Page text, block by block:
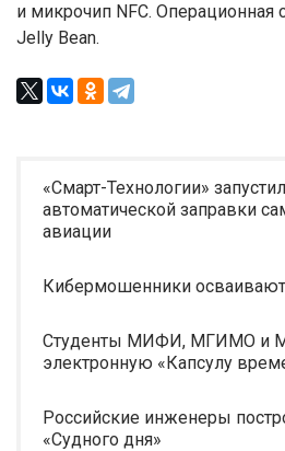
и микрочип NFC. Операционная
Jelly Bean.
«Смарт-Технологии»
автоматической заправки
авиации
Кибермошенники осваивают
Студенты МИФИ, МГИМО и
электронную «Капсулу
Российские инженеры
«Судного дня»